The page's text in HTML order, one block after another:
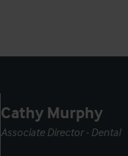
Cathy Murphy
Associate Director - Dental